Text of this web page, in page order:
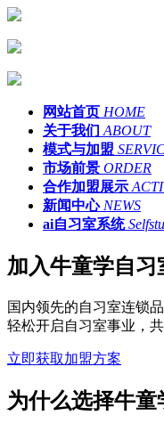
网站首页 HOME
关于我们 ABOUT
模式与加盟
市场前景 ORDER
合作加盟展示
新闻中心 NEWS
ai自习室系统
加入牛童学自
国内领先的自习室连锁
轻松开启自习室事业，
立即获取加盟方案
为什么选择牛童